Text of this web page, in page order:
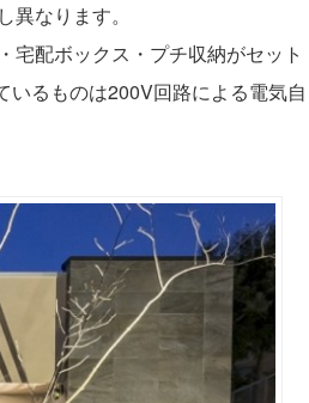
なります。
宅配ボックス・プチ収納がセット
るものは200V回路による電気自